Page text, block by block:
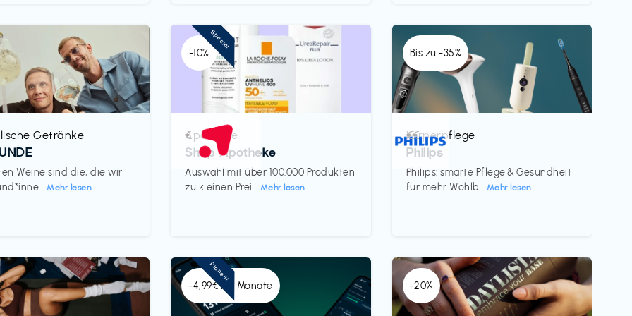
Getränke
Weine sind die, die wir
Mehr lesen
-10%
Apotheke
Shop Apotheke
Auswahl mit über 100.000 Produkten
zu kleinen Prei... Mehr lesen
€‎
Special
Bis zu -35%
Körperpflege
Philips
Philips: smarte Pflege & Gesundheit
für mehr Wohlb... Mehr lesen
€€‎
-4,99€ x 6 Monate
Pioneer
-20%